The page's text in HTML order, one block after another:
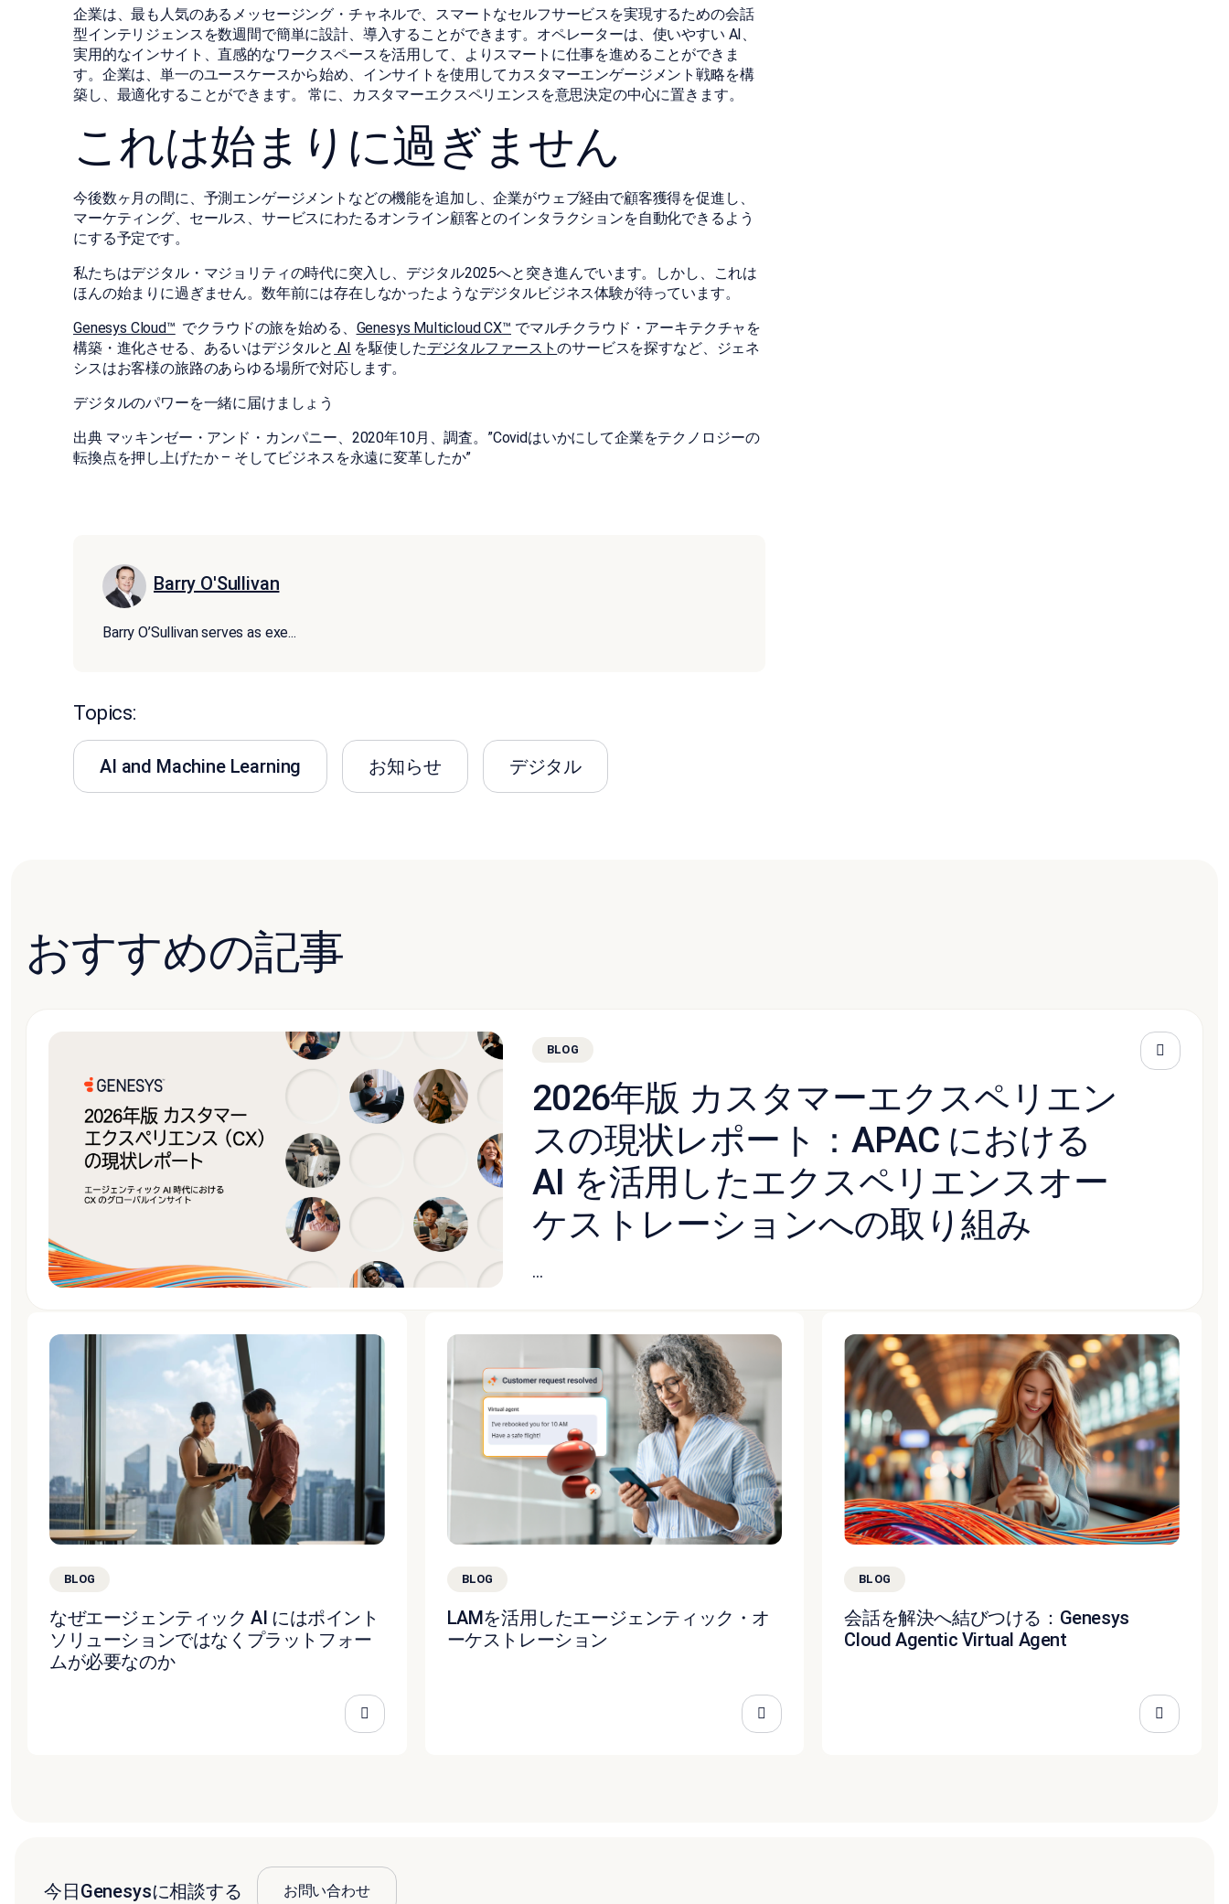
企業は、最も人気のあるメッセージング・チャネルで、スマートなセルフサービスを実現するための会話
型インテリジェンスを数週間で簡単に設計、導入することができます。オペレーターは、使いやすい AI、
実用的なインサイト、直感的なワークスペースを活用して、よりスマートに仕事を進めることができま
す。企業は、単一のユースケースから始め、インサイトを使用してカスタマーエンゲージメント戦略を構
築し、最適化することができます。 常に、カスタマーエクスペリエンスを意思決定の中心に置きます。
これは始まりに過ぎません
今後数ヶ月の間に、予測エンゲージメントなどの機能を追加し、企業がウェブ経由で顧客獲得を促進し、
マーケティング、セールス、サービスにわたるオンライン顧客とのインタラクションを自動化できるよう
にする予定です。
私たちはデジタル・マジョリティの時代に突入し、デジタル2025へと突き進んでいます。しかし、これは
ほんの始まりに過ぎません。数年前には存在しなかったようなデジタルビジネス体験が待っています。
Genesys Cloud™ でクラウドの旅を始める、 Genesys Multicloud CX™ でマルチクラウド・アーキテクチャを
構築・進化させる、あるいはデジタルと AI を駆使したデジタルファーストのサービスを探すなど、ジェネ
シスはお客様の旅路のあらゆる場所で対応します。
デジタルのパワーを一緒に届けましょう
出典 マッキンゼー・アンド・カンパニー、2020年10月、調査。”Covidはいかにして企業をテクノロジーの
転換点を押し上げたか – そしてビジネスを永遠に変革したか”
Barry O'Sullivan
Barry O’Sullivan serves as exe...
Topics:
AI and Machine Learning お知らせ デジタル
おすすめの記事
BLOG
2026年版 カスタマーエクスペリエン
スの現状レポート：APAC における
AI を活用したエクスペリエンスオー
ケストレーションへの取り組み
...
BLOG
なぜエージェンティック AI にはポイント
ソリューションではなくプラットフォー
ムが必要なのか
BLOG
LAMを活用したエージェンティック・オ
ーケストレーション
BLOG
会話を解決へ結びつける：Genesys
Cloud Agentic Virtual Agent
今日Genesysに相談する お問い合わせ